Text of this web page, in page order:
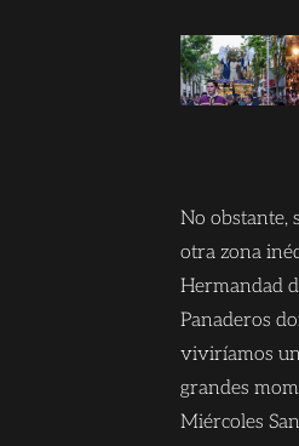
No obstante,
otra zona
Hermandad
Panaderos
viviríamos
grandes
Miércoles